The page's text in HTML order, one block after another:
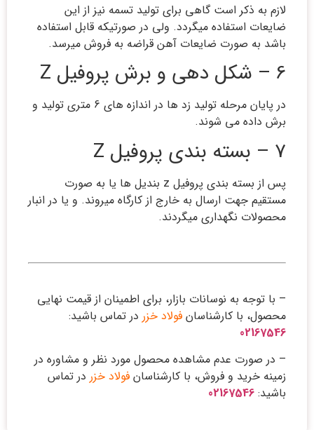
لازم به ذکر است گاهی برای تولید تسمه نیز از این
ضایعات استفاده میگردد. ولی در صورتیکه قابل استفاده
باشد به صورت ضایعات آهن قراضه به فروش میرسد.
6 – شکل دهی و برش پروفیل Z
در پایان مرحله تولید زد ها در اندازه های 6 متری تولید و
برش داده می شوند.
7 – بسته بندی پروفیل Z
پس از بسته بندی پروفیل z بندیل ها یا به صورت
مستقیم جهت ارسال به خارج از کارگاه میروند. و یا در انبار
محصولات نگهداری میگردند.
– با توجه به نوسانات بازار، برای اطمینان از قیمت نهایی
محصول، با کارشناسان فولاد خزر در تماس باشید:
02167546
– در صورت عدم مشاهده محصول مورد نظر و مشاوره در
زمینه خرید و فروش، با کارشناسان فولاد خزر در تماس
باشید: 02167546